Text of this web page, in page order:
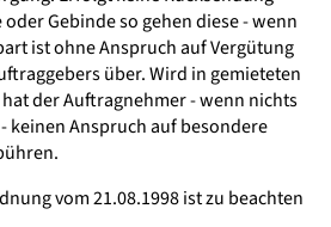
Gebinde so gehen diese - wenn
ist ohne Anspruch auf Vergütung
über. Wird in gemieteten
der Auftragnehmer - wenn nichts
keinen Anspruch auf besondere
vom 21.08.1998 ist zu beachten